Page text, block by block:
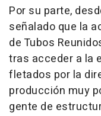
Por su parte,
señalado que la
de Tubos
tras acceder a la
fletados por la
producción muy
gente de